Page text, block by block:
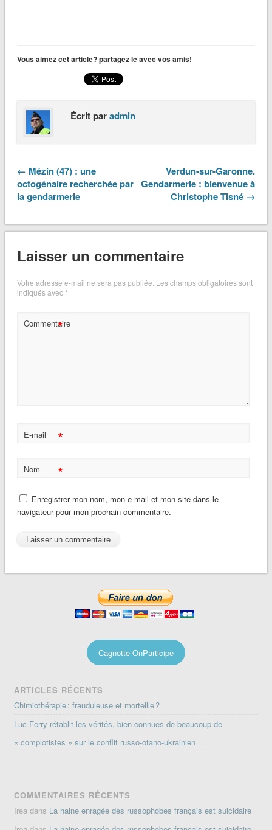
Vous aimez cet article? partagez le avec vos amis!
Écrit paradmin
← Mézin (47) : une
octogénaire recherchée par
la gendarmerie
Verdun-sur-Garonne.
Gendarmerie : bienvenue à
Christophe Tisné →
Laisser un commentaire
Votre adresse e-mail ne sera pas publiée. Les champs obligatoires sont
indiqués avec*
Commentaire
*
E-mail *
Nom *
Enregistrer mon nom, mon e-mail et mon site dans le
navigateur pour mon prochain commentaire.
Cagnotte OnParticipe
ARTICLES RÉCENTS
Chimiothérapie : frauduleuse et mortellle ?
Luc Ferry rétablit les vérités, bien connues de beaucoup de
« complotistes » sur le conflit russo-otano-ukrainien
COMMENTAIRES RÉCENTS
Irea dans La haine enragée des russophobes français est suicidaire